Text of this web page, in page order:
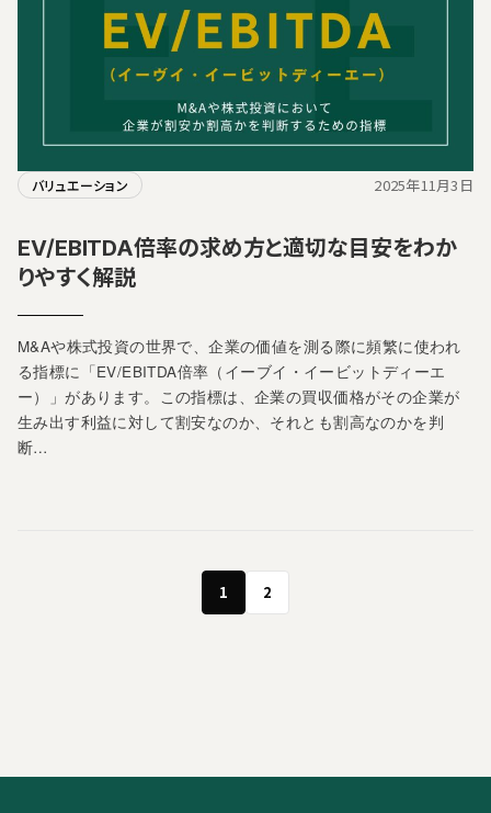
バリュエーション 2025年11月3日
EV/EBITDA倍率の求め方と適切な目安をわか
りやすく解説
M&Aや株式投資の世界で、企業の価値を測る際に頻繁に使われ
る指標に「EV/EBITDA倍率（イーブイ・イービットディーエ
ー）」があります。この指標は、企業の買収価格がその企業が
生み出す利益に対して割安なのか、それとも割高なのかを判
断…
1 2